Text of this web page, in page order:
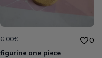
6.00€ 0
figurine one piece